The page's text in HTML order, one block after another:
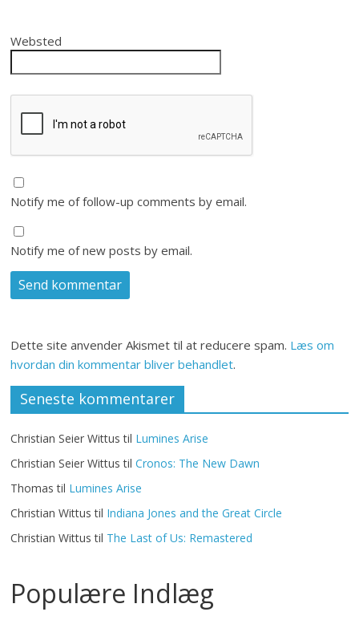
Websted
Notify me of follow-up comments by email.
Notify me of new posts by email.
Dette site anvender Akismet til at reducere spam. Læs om
hvordan din kommentar bliver behandlet.
Seneste kommentarer
Christian Seier Wittus til Lumines Arise
Christian Seier Wittus tilCronos: The New Dawn
Thomas til Lumines Arise
Christian Wittus til Indiana Jones and the Great Circle
Christian Wittus til The Last of Us: Remastered
Populære Indlæg